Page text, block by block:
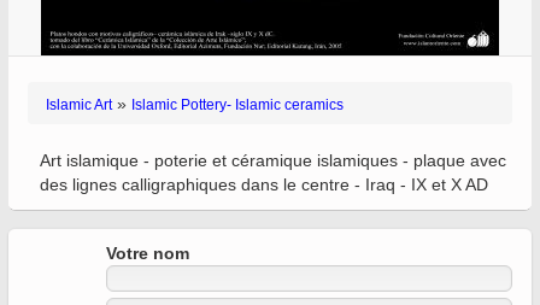
Islamic Art» Islamic Pottery- Islamic ceramics
Art islamique - poterie et céramique islamiques - plaque avec
des lignes calligraphiques dans le centre - Iraq - IX et X AD
Votre nom